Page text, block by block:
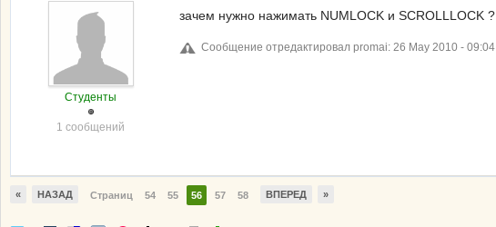
Студенты
1 сообщений
зачем нужно нажимать NUMLOCK и SCROLLLOCK ?
Сообщение отредактировал promai: 26 May 2010 - 09:04
« НАЗАД Страниц 54 55 56 57 58 ВПЕРЕД »